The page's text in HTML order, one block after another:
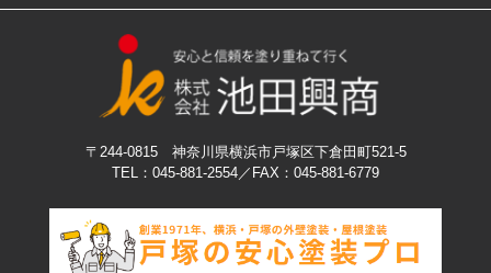
〒244-0815 神奈川県横浜市戸塚区下倉田町521-5
TEL：045-881-2554／FAX：045‐881‐6779